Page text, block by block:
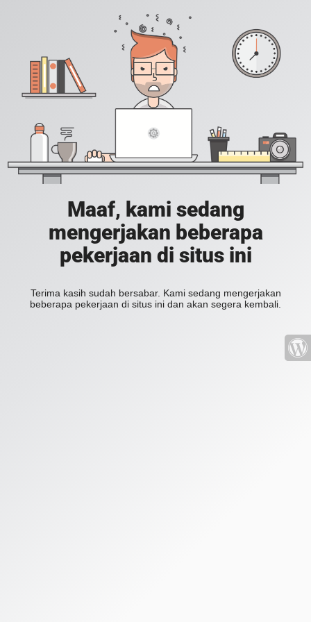
Maaf, kami sedang
mengerjakan beberapa
pekerjaan di situs ini
Terima kasih sudah bersabar. Kami sedang mengerjakan
beberapa pekerjaan di situs ini dan akan segera kembali.